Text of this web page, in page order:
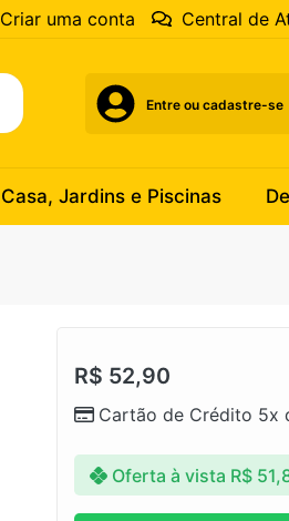
Criar uma conta Central de
Entre ou cadastre-se
Casa, Jardins e Piscinas
R$ 52,90
Cartão de Crédito 5x
Oferta à vista R$